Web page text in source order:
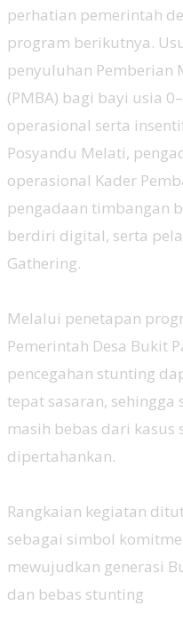
perhatian pemerintah
program berikutnya.
penyuluhan Pemberian
(PMBA) bagi bayi usia
operasional serta
Posyandu Melati,
operasional Kader
pengadaan timbangan
berdiri digital, serta
Gathering.
‎Melalui penetapan
Pemerintah Desa Bukit
pencegahan stunting
tepat sasaran, sehingga
masih bebas dari
dipertahankan.
‎Rangkaian kegiatan
sebagai simbol
mewujudkan generasi
dan bebas stunting